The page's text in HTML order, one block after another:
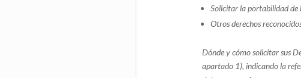
Solicitar la portabilidad de
Otros derechos
Dónde y cómo solicitar sus
apartado 1), indicando la